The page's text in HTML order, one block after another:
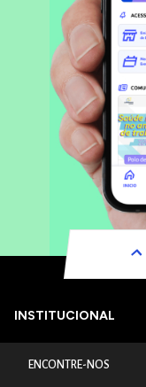
INSTITUCIONAL
ENCONTRE-NOS